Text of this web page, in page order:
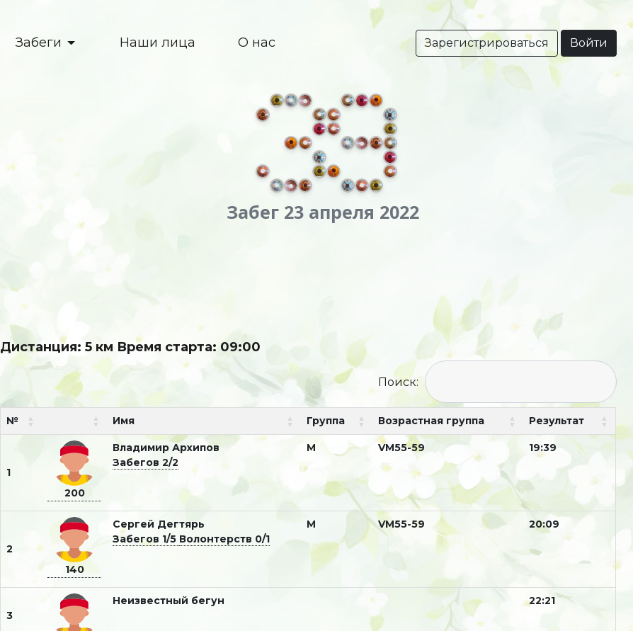
Забеги Наши лица О нас Зарегистрироваться Войти
Забег 23 апреля 2022
Дистанция: 5 км Время старта: 09:00
Поиск:
№ Имя Группа Возрастная группа Результат
1
200
Владимир Архипов
Забегов 2/2
М VM55-59 19:39
2
140
Сергей Дегтярь
Забегов 1/5 Волонтерств 0/1
М VM55-59 20:09
3
Неизвестный бегун 22:21